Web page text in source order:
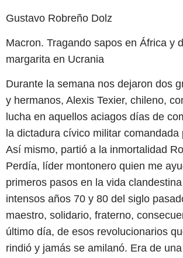
Gustavo Robreño Dolz
Macron. Tragando sapos en África y
margarita en Ucrania
Durante la semana nos dejaron dos
y hermanos, Alexis Texier, chileno,
lucha en aquellos aciagos días de
la dictadura cívico militar comandada
Así mismo, partió a la inmortalidad
Perdía, líder montonero quien me
primeros pasos en la vida
intensos años 70 y 80 del siglo
maestro, solidario, fraterno,
último día, de esos revolucionarios
rindió y jamás se amilanó. Era de